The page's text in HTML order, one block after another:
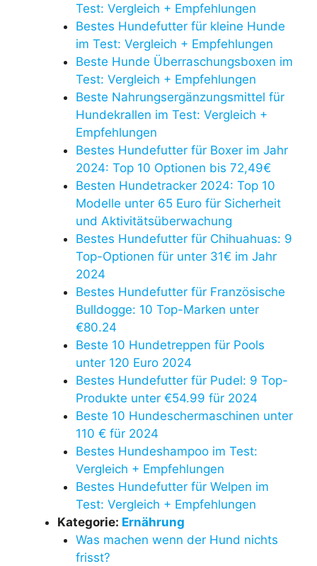
Test: Vergleich + Empfehlungen
Bestes Hundefutter für kleine Hunde
im Test: Vergleich + Empfehlungen
Beste Hunde Überraschungsboxen im
Test: Vergleich + Empfehlungen
Beste Nahrungsergänzungsmittel für
Hundekrallen im Test: Vergleich +
Empfehlungen
Bestes Hundefutter für Boxer im Jahr
2024: Top 10 Optionen bis 72,49€
Besten Hundetracker 2024: Top 10
Modelle unter 65 Euro für Sicherheit
und Aktivitätsüberwachung
Bestes Hundefutter für Chihuahuas: 9
Top-Optionen für unter 31€ im Jahr
2024
Bestes Hundefutter für Französische
Bulldogge: 10 Top-Marken unter
€80.24
Beste 10 Hundetreppen für Pools
unter 120 Euro 2024
Bestes Hundefutter für Pudel: 9 Top-
Produkte unter €54.99 für 2024
Beste 10 Hundeschermaschinen unter
110 € für 2024
Bestes Hundeshampoo im Test:
Vergleich + Empfehlungen
Bestes Hundefutter für Welpen im
Test: Vergleich + Empfehlungen
Kategorie: Ernährung
Was machen wenn der Hund nichts
frisst?